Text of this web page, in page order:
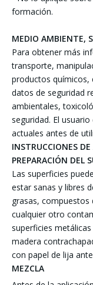
formación.
MEDIO AMBIENTE,
Para obtener más
transporte,
productos químicos,
datos de seguridad
ambientales,
seguridad. El
actuales antes de
INSTRUCCIONES
PREPARACIÓN DEL
Las superficies
estar sanas y libres
grasas, compuestos
cualquier otro
superficies
madera
con papel de lija
MEZCLA